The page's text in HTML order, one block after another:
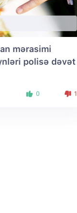
mərasimi
polisə dəvət
0 1